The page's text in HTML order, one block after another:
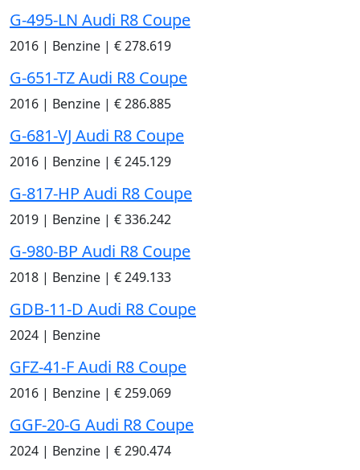
G-495-LN Audi R8 Coupe
2016 | Benzine | € 278.619
G-651-TZ Audi R8 Coupe
2016 | Benzine | € 286.885
G-681-VJ Audi R8 Coupe
2016 | Benzine | € 245.129
G-817-HP Audi R8 Coupe
2019 | Benzine | € 336.242
G-980-BP Audi R8 Coupe
2018 | Benzine | € 249.133
GDB-11-D Audi R8 Coupe
2024 | Benzine
GFZ-41-F Audi R8 Coupe
2016 | Benzine | € 259.069
GGF-20-G Audi R8 Coupe
2024 | Benzine | € 290.474